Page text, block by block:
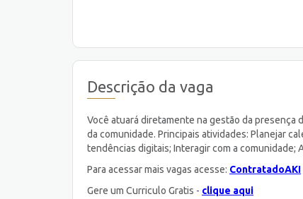
Descrição da vaga
Você atuará diretamente na gestão da presença
da comunidade. Principais atividades: Planejar
tendências digitais; Interagir com a comunidade;
Para acessar mais vagas acesse: ContratadoAKI
Gere um Curriculo Gratis - clique aqui